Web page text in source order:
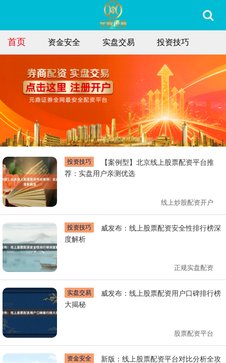
首页 资金安全 实盘交易 投资技巧
投资技巧
荐：实盘用户亲测优选
线上炒股配资开户
投资技巧
度解析
正规实盘配资
实盘交易
大揭秘
股票配资平台
资金安全